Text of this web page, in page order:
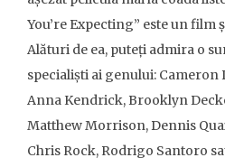
You’re Expecting” este un film
Alături de ea, puteți admira o
specialiști ai genului: Cameron
Anna Kendrick, Brooklyn
Matthew Morrison, Dennis
Chris Rock, Rodrigo Santoro